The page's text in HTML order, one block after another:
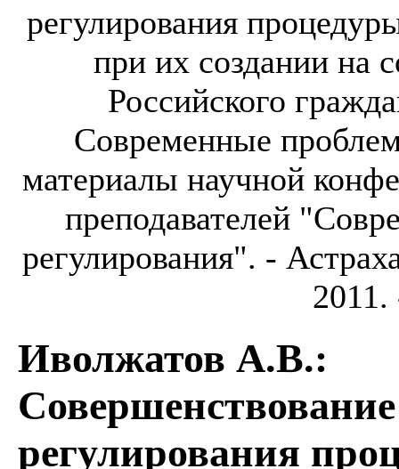
регулирования
при их создании на
Российского
Современные
материалы научной
преподавателей
регулирования". -
Иволжатов А.В.:
регулирования